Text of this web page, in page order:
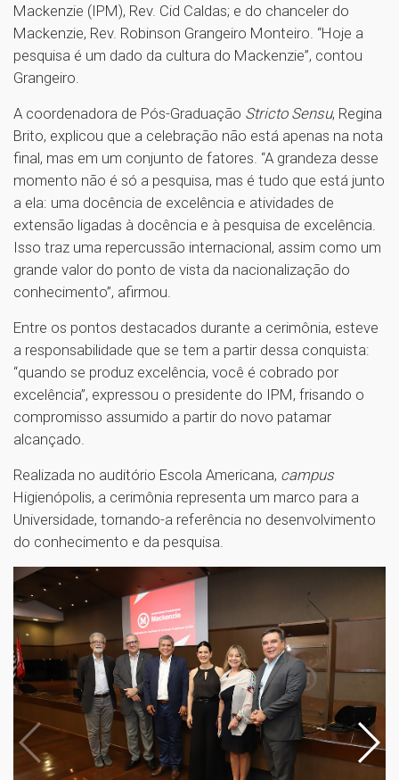
Mackenzie (IPM), Rev. Cid Caldas; e do chanceler do
Mackenzie, Rev. Robinson Grangeiro Monteiro. “Hoje a
pesquisa é um dado da cultura do Mackenzie”, contou
Grangeiro.
A coordenadora de Pós-Graduação Stricto Sensu, Regina
Brito, explicou que a celebração não está apenas na nota
final, mas em um conjunto de fatores. “A grandeza desse
momento não é só a pesquisa, mas é tudo que está junto
a ela: uma docência de excelência e atividades de
extensão ligadas à docência e à pesquisa de excelência.
Isso traz uma repercussão internacional, assim como um
grande valor do ponto de vista da nacionalização do
conhecimento”, afirmou.
Entre os pontos destacados durante a cerimônia, esteve
a responsabilidade que se tem a partir dessa conquista:
“quando se produz excelência, você é cobrado por
excelência”, expressou o presidente do IPM, frisando o
compromisso assumido a partir do novo patamar
alcançado.
Realizada no auditório Escola Americana, campus
Higienópolis, a cerimônia representa um marco para a
Universidade, tornando-a referência no desenvolvimento
do conhecimento e da pesquisa.